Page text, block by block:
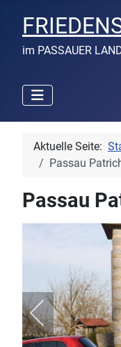
im PASSAUER
Aktuelle Seite:
Passau
Passau